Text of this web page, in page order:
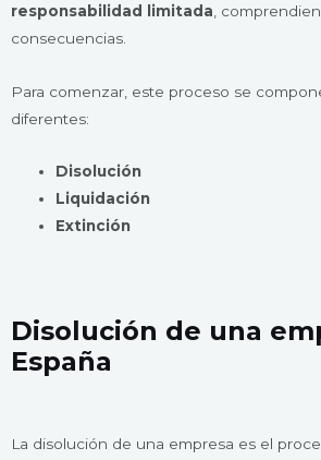
responsabilidad limitada ,
consecuencias.
Para comenzar, este proceso se
diferentes:
Disolución
Liquidación
Extinción
Disolución de una
España
La disolución de una empresa es el